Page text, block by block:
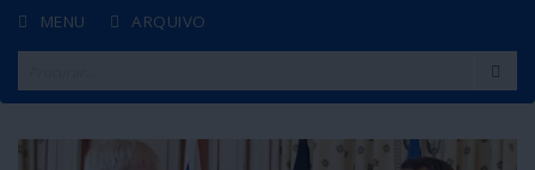
MENU ARQUIVO